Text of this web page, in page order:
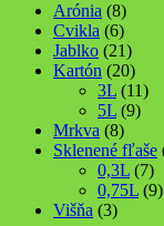
Arónia (8)
Cvikla (6)
Jablko (21)
Kartón (20)
3L (11)
5L (9)
Mrkva (8)
Sklenené fľaše
0,3L (7)
0,75L (9)
Višňa (3)